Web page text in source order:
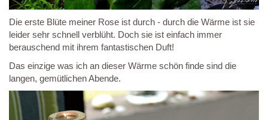
Die erste Blüte meiner Rose ist durch - durch die Wärme ist sie
leider sehr schnell verblüht. Doch sie ist einfach immer
berauschend mit ihrem fantastischen Duft!
Das einzige was ich an dieser Wärme schön finde sind die
langen, gemütlichen Abende.